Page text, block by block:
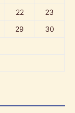
22
23
29
30